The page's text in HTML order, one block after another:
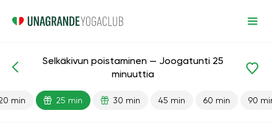
Takaisin
Selkäkivun poistaminen — Joogatunti 25
minuuttia
min 25 min 30 min 45 min 60 min 90